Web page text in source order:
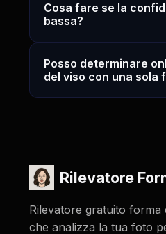
Cosa fare se la
bassa?
Posso determinare
del viso con una sola
Rilevatore
Rilevatore gratuito forma
che analizza la tua foto